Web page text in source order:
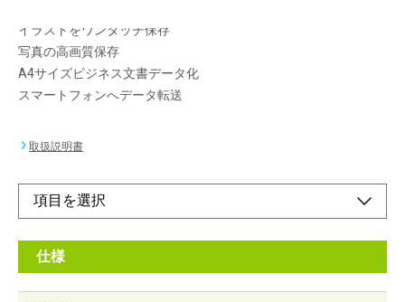
イラストをワンタッチ保存
写真の高画質保存
A4サイズビジネス文書データ化
スマートフォンへデータ転送
取扱説明書
仕様